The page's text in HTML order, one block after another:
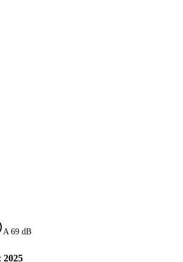
A 69 dB
2025